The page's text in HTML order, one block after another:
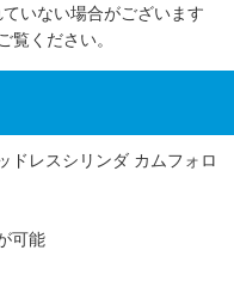
いない場合がございます
覧ください。
ドレスシリンダ カムフォロ
可能